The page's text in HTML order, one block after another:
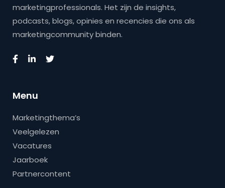
marketingprofessionals. Het zijn de insights,
podcasts, blogs, opinies en recencies die ons als
marketingcommunity binden.
Menu
Marketingthema’s
Veelgelezen
Vacatures
Jaarboek
Partnercontent